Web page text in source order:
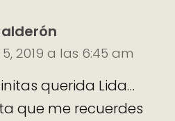
2019 a las 6:45 am
querida Lida…
que me recuerdes